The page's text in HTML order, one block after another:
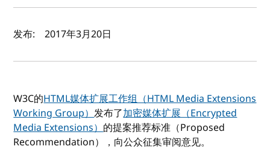
作者及发布日期
发布: 2017年3月20日
W3C的HTML媒体扩展工作组（HTML Media Extensions
Working Group）发布了加密媒体扩展（Encrypted
Media Extensions）的提案推荐标准（Proposed
Recommendation），向公众征集审阅意见。